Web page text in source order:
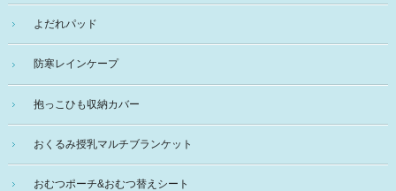
よだれパッド
防寒レインケープ
抱っこひも収納カバー
おくるみ授乳マルチブランケット
おむつポーチ&おむつ替えシート